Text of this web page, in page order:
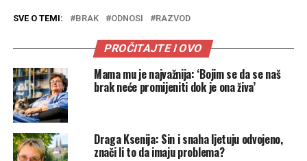
SVE O TEMI: BRAK ODNOSI RAZVOD
PROČITAJTE I OVO
Mama mu je najvažnija: ‘Bojim se da se naš
brak neće promijeniti dok je ona živa’
Draga Ksenija: Sin i snaha ljetuju odvojeno,
znači li to da imaju problema?